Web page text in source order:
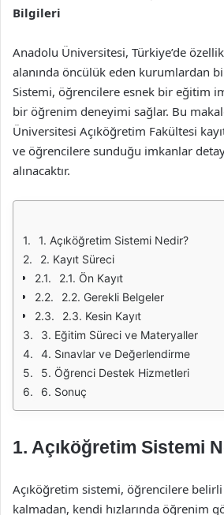
Bilgileri
Anadolu Üniversitesi, Türkiye’de
alanında öncülük eden kurumlardan
Sistemi, öğrencilere esnek bir eğitim
bir öğrenim deneyimi sağlar. Bu
Üniversitesi Açıköğretim Fakültesi
ve öğrencilere sunduğu imkanlar
alınacaktır.
1. Açıköğretim Sistemi Nedir?
2. Kayıt Süreci
2.1. Ön Kayıt
2.2. Gerekli Belgeler
2.3. Kesin Kayıt
3. Eğitim Süreci ve Materyaller
4. Sınavlar ve Değerlendirme
5. Öğrenci Destek Hizmetleri
6. Sonuç
1. Açıköğretim Sistemi
Açıköğretim sistemi, öğrencilere
kalmadan, kendi hızlarında öğrenim